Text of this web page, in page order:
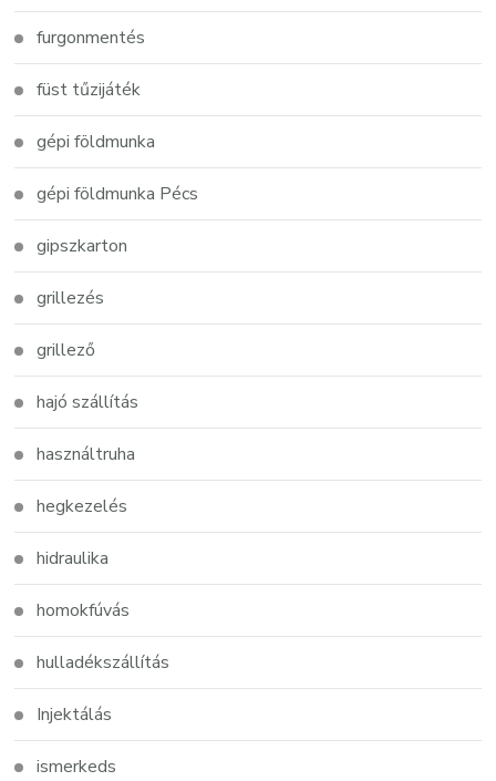
furgonmentés
füst tűzijáték
gépi földmunka
gépi földmunka Pécs
gipszkarton
grillezés
grillező
hajó szállítás
használtruha
hegkezelés
hidraulika
homokfúvás
hulladékszállítás
Injektálás
ismerkeds